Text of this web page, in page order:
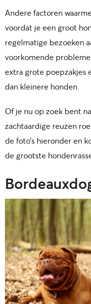
Andere factoren
voordat je een groot
regelmatige bezoeken
voorkomende
extra grote poepzakjes
dan kleinere honden.
Of je nu op zoek bent
zachtaardige reuzen
de foto’s hieronder en
de grootste